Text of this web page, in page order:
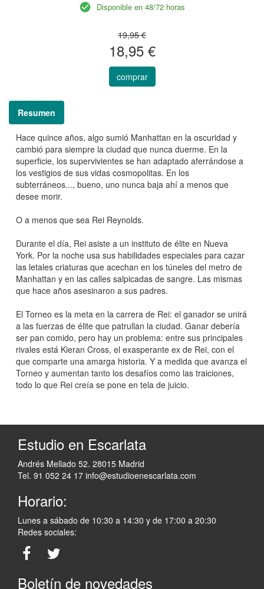
Disponible en 48/72 horas
19,95 €
18,95 €
comprar
Resumen
Hace quince años, algo sumió Manhattan en la oscuridad y
cambió para siempre la ciudad que nunca duerme. En la
superficie, los supervivientes se han adaptado aferrándose a
los vestigios de sus vidas cosmopolitas. En los
subterráneos..., bueno, uno nunca baja ahí a menos que
desee morir.
O a menos que sea Rei Reynolds.
Durante el día, Rei asiste a un instituto de élite en Nueva
York. Por la noche usa sus habilidades especiales para cazar
las letales criaturas que acechan en los túneles del metro de
Manhattan y en las calles salpicadas de sangre. Las mismas
que hace años asesinaron a sus padres.
El Torneo es la meta en la carrera de Rei: el ganador se unirá
a las fuerzas de élite que patrullan la ciudad. Ganar debería
ser pan comido, pero hay un problema: entre sus principales
rivales está Kieran Cross, el exasperante ex de Rei, con el
que comparte una amarga historia. Y a medida que avanza el
Torneo y aumentan tanto los desafíos como las traiciones,
todo lo que Rei creía se pone en tela de juicio.
Estudio en Escarlata
Andrés Mellado 52. 28015 Madrid
Tel. 91 052 24 17 info@estudioenescarlata.com
Horario:
Lunes a sábado de 10:30 a 14:30 y de 17:00 a 20:30
Redes sociales:
Boletín de novedades